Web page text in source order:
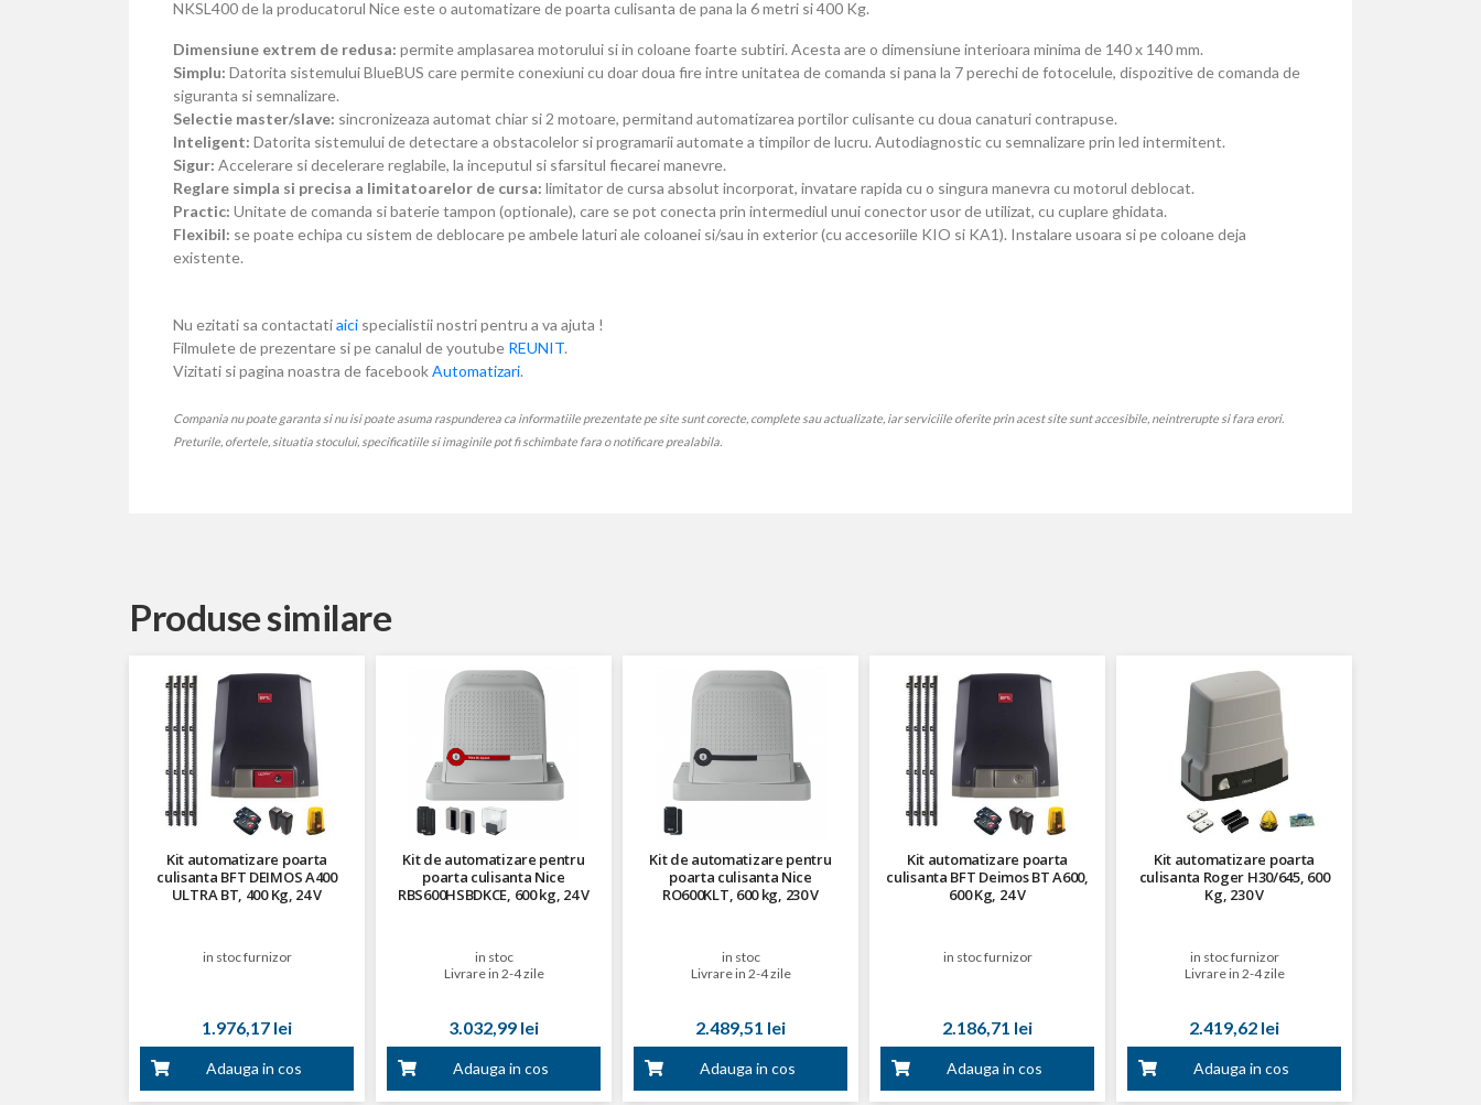
NKSL400 de la producatorul Nice este o automatizare de poarta culisanta de pana la 6 metri si 400 Kg.
Dimensiune extrem de redusa: permite amplasarea motorului si in coloane foarte subtiri. Acesta are o dimensiune interioara minima de 140 x 140 mm.
Simplu: Datorita sistemului BlueBUS care permite conexiuni cu doar doua fire intre unitatea de comanda si pana la 7 perechi de fotocelule, dispozitive de comanda de
siguranta si semnalizare.
Selectie master/slave: sincronizeaza automat chiar si 2 motoare, permitand automatizarea portilor culisante cu doua canaturi contrapuse.
Inteligent: Datorita sistemului de detectare a obstacolelor si programarii automate a timpilor de lucru. Autodiagnostic cu semnalizare prin led intermitent.
Sigur: Accelerare si decelerare reglabile, la inceputul si sfarsitul fiecarei manevre.
Reglare simpla si precisa a limitatoarelor de cursa: limitator de cursa absolut incorporat, invatare rapida cu o singura manevra cu motorul deblocat.
Practic: Unitate de comanda si baterie tampon (optionale), care se pot conecta prin intermediul unui conector usor de utilizat, cu cuplare ghidata.
Flexibil: se poate echipa cu sistem de deblocare pe ambele laturi ale coloanei si/sau in exterior (cu accesoriile KIO si KA1). Instalare usoara si pe coloane deja
existente.
Nu ezitati sa contactatiaici specialistii nostri pentru a va ajuta !
Filmulete de prezentare si pe canalul de youtube REUNIT.
Vizitati si pagina noastra de facebookAutomatizari.
Compania nu poate garanta si nu isi poate asuma raspunderea ca informatiile prezentate pe site sunt corecte, complete sau actualizate, iar serviciile oferite prin acest site sunt accesibile, neintrerupte si fara erori.
Preturile, ofertele, situatia stocului, specificatiile si imaginile pot fi schimbate fara o notificare prealabila.
Produse similare
Kit automatizare poarta
culisanta BFT DEIMOS A400
ULTRA BT, 400 Kg, 24 V
in stoc furnizor
1.976,17 lei
Adauga in cos
Kit de automatizare pentru
poarta culisanta Nice
RBS600HSBDKCE, 600 kg, 24 V
in stoc
Livrare in 2-4 zile
3.032,99 lei
Adauga in cos
Kit de automatizare pentru
poarta culisanta Nice
RO600KLT, 600 kg, 230 V
in stoc
Livrare in 2-4 zile
2.489,51 lei
Adauga in cos
Kit automatizare poarta
culisanta BFT Deimos BT A600,
600 Kg, 24 V
in stoc furnizor
2.186,71 lei
Adauga in cos
Kit automatizare poarta
culisanta Roger H30/645, 600
Kg, 230 V
in stoc furnizor
Livrare in 2-4 zile
2.419,62 lei
Adauga in cos